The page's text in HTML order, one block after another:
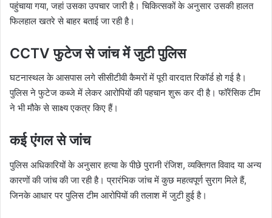
पहुंचाया गया, जहां उसका उपचार जारी है। चिकित्सकों के अनुसार उसकी हालत
फिलहाल खतरे से बाहर बताई जा रही है।
CCTV फुटेज से जांच में जुटी पुलिस
घटनास्थल के आसपास लगे सीसीटीवी कैमरों में पूरी वारदात रिकॉर्ड हो गई है।
पुलिस ने फुटेज कब्जे में लेकर आरोपियों की पहचान शुरू कर दी है। फॉरेंसिक टीम
ने भी मौके से साक्ष्य एकत्र किए हैं।
कई एंगल से जांच
पुलिस अधिकारियों के अनुसार हत्या के पीछे पुरानी रंजिश, व्यक्तिगत विवाद या अन्य
कारणों की जांच की जा रही है। प्रारंभिक जांच में कुछ महत्वपूर्ण सुराग मिले हैं,
जिनके आधार पर पुलिस टीम आरोपियों की तलाश में जुटी हुई है।